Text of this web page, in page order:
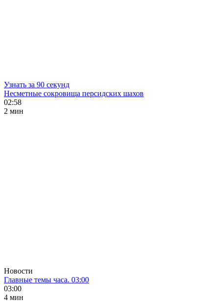
Узнать за 90 секунд
Несметные сокровища персидских шахов
02:58
2 мин
Новости
Главные темы часа. 03:00
03:00
4 мин